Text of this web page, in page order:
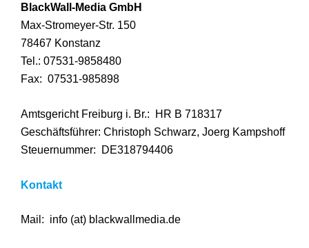
BlackWall-Media GmbH
Max-Stromeyer-Str. 150
78467 Konstanz
Tel.: 07531-9858480
Fax: 07531-985898
Amtsgericht Freiburg i. Br.: HR B 718317
Geschäftsführer: Christoph Schwarz, Joerg Kampshoff
Steuernummer: DE318794406
Kontakt
Mail: info (at) blackwallmedia.de